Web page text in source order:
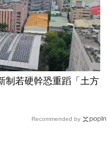
制若硬幹恐重蹈「土方
Recommended by